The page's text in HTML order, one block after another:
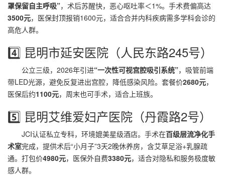
罩保留自主呼吸”，术后苏醒快，恶心呕吐率＜1%。手术费偏高达
3500元，医保封顶报销1600元，适合合并内科疾病需多学科会诊的
高危人群。
4️⃣ 昆明市延安医院（人民东路245号）
公立三级，2026年引进“一次性可视宫腔吸引系统”，吸管前端
带LED光源，避免反复进出宫腔，降低感染风险。套餐价2680元，
医保后约1100元，周末也可手术，适合上班族。
5️⃣ 昆明艾维爱妇产医院（丹霞路2号）
JCI认证私立专科，环境媲美星级酒店。手术在百级层流净化手
术室完成，提供术后“小月子”3天2晚休养房，含艾草足浴+乳腺疏
通。打包价4980元，医保外自费3380元，适合对隐私和服务极度敏
感人群。